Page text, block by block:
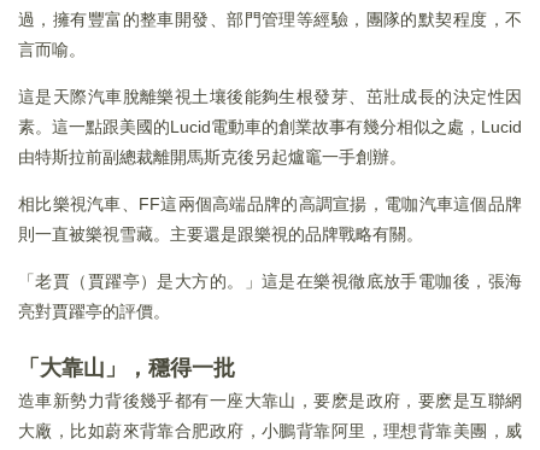
過，擁有豐富的整車開發、部門管理等經驗，團隊的默契程度，不
言而喻。
這是天際汽車脫離樂視土壤後能夠生根發芽、茁壯成長的決定性因
素。這一點跟美國的Lucid電動車的創業故事有幾分相似之處，Lucid
由特斯拉前副總裁離開馬斯克後另起爐竈一手創辦。
相比樂視汽車、FF這兩個高端品牌的高調宣揚，電咖汽車這個品牌
則一直被樂視雪藏。主要還是跟樂視的品牌戰略有關。
「老賈（賈躍亭）是大方的。」這是在樂視徹底放手電咖後，張海
亮對賈躍亭的評價。
「大靠山」，穩得一批
造車新勢力背後幾乎都有一座大靠山，要麽是政府，要麽是互聯網
大廠，比如蔚來背靠合肥政府，小鵬背靠阿里，理想背靠美團，威